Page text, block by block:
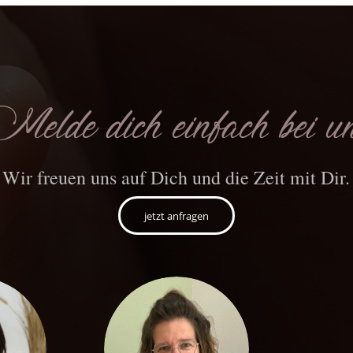
dich einfach bei
Wir freuen uns auf Dich und die Zeit mit Dir.
jetzt anfragen